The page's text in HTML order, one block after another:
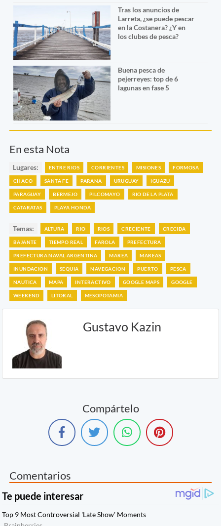
Tras los anuncios de
Larreta, ¿se puede pescar
en la Costanera? ¿Y en
los clubes de pesca?
Buena pesca de
pejerreyes: top de 6
lagunas en fase 5
En esta Nota
Lugares: ENTRE RIOS CORRIENTES MISIONES FORMOSA
CHACO SANTA FE PARANA URUGUAY IGUAZU
PARAGUAY BERMEJO PILCOMAYO RIO DE LA PLATA
CATARATAS PLAYA HONDA
Temas: ALTURA RIO RIOS CRECIENTE CRECIDA
BAJANTE TIEMPO REAL FAROLA PREFECTURA
PREFECTURA NAVAL ARGENTINA MAREA MAREAS
INUNDACION SEQUIA NAVEGACION PUERTO PESCA
NAUTICA MAPA INTERACTIVO GOOGLE MAPS GOOGLE
WEEKEND LITORAL MESOPOTAMIA
Gustavo Kazin
Compártelo
Comentarios